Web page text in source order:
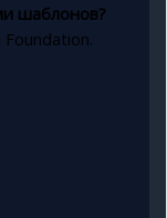
шаблонов?